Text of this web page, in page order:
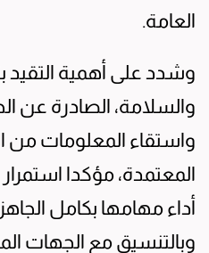
العامة.
وشدد على أهمية التقيد
والسلامة، الصادرة عن
واستقاء المعلومات من
المعتمدة، مؤكدا
أداء مهامها بكامل
وبالتنسيق مع الجهات